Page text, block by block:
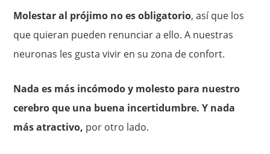
Molestar al prójimo no es obligatorio, así que los
que quieran pueden renunciar a ello. A nuestras
neuronas les gusta vivir en su zona de confort.
Nada es más incómodo y molesto para nuestro
cerebro que una buena incertidumbre. Y nada
más atractivo, por otro lado.